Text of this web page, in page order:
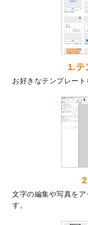
を公
喪
いた
2025
テン
な
プラ
トを
回数
した。
暑
しま
メ
を追
2024/6/14
1.テ
お好きなテンプレー
文字の編集や写真を
す。